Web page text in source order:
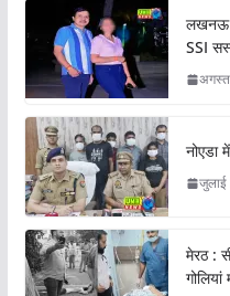
लखनऊ
SSI
नोएडा
मेरठ :
गोलियां